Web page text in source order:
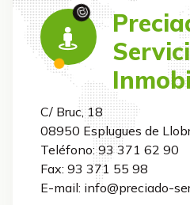
@
C/ Bruc, 18
08950 Esplugues de
Teléfono: 93 371 62 90
Fax: 93 371 55 98
E-mail: info@preciado-